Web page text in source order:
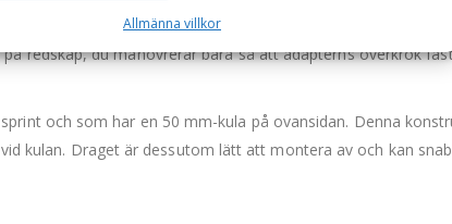
Allmänna villkor
redskap, du manövrerar bara så att adapterns överkrok
och som har en 50 mm-kula på ovansidan. Denna
kulan. Draget är dessutom lätt att montera av och kan